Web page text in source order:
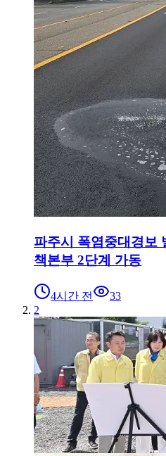
파주시 폭염중대경보
책본부 2단계 가동
4시간 전
33
2